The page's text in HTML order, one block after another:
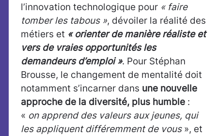
l’innovation technologique pour « faire
tomber les tabous », dévoiler la réalité des
métiers et « orienter de manière réaliste et
vers de vraies opportunités les
demandeurs d’emploi ». Pour Stéphan
Brousse, le changement de mentalité doit
notamment s’incarner dans une nouvelle
approche de la diversité, plus humble :
« on apprend des valeurs aux jeunes, qui
les appliquent différemment de vous», et